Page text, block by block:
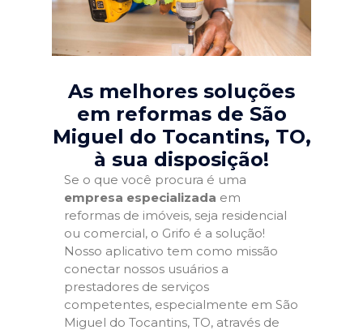
As melhores soluções
em reformas de São
Miguel do Tocantins, TO,
à sua disposição!
Se o que você procura é uma
empresa especializada em
reformas de imóveis, seja residencial
ou comercial, o Grifo é a solução!
Nosso aplicativo tem como missão
conectar nossos usuários a
prestadores de serviços
competentes, especialmente em São
Miguel do Tocantins, TO, através de